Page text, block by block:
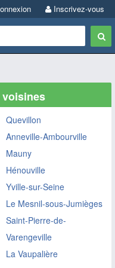
Inscrivez-vous
Quevillon
Anneville-Ambourville
Mauny
Hénouville
Yville-sur-Seine
Le Mesnil-sous-Jumièges
Saint-Pierre-de-
Varengeville
La Vaupalière